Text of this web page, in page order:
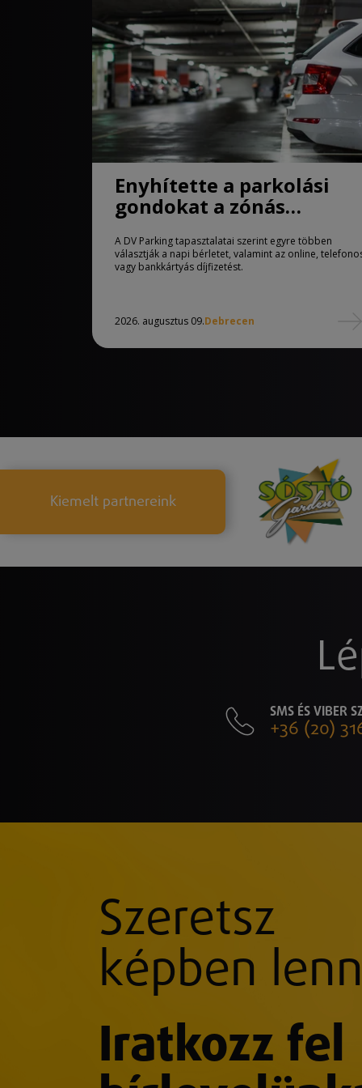
Enyhítette a parkolási
gondokat a zónás
rendszer Debrecenben
A DV Parking tapasztalatai szerint egyre többen
választják a napi bérletet, valamint az online,
vagy bankkártyás díjfizetést.
2026. augusztus 09.Debrecen
Kiemelt partnereink
SMS ÉS VIBER
+36 (20)
Szeretsz
képben
Iratkozz fel